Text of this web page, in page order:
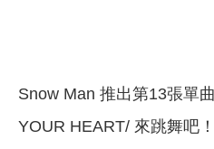
Snow Man 推出第13張單
YOUR HEART/ 來跳舞吧